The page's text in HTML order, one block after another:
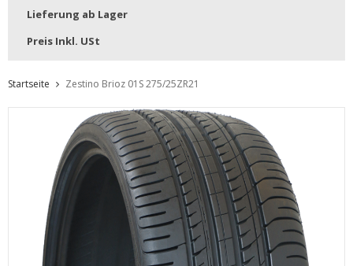
Lieferung ab Lager
Preis Inkl. USt
Startseite Zestino Brioz 01S 275/25ZR21